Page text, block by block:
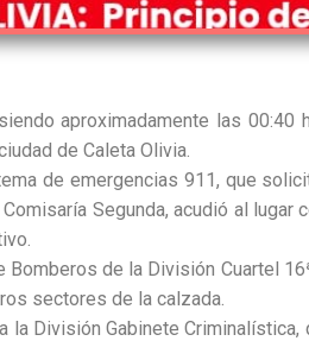
aproximadamente las
de Caleta Olivia.
de emergencias 911, que
Segunda, acudió al
de la División Cuartel
sectores de la calzada.
División Gabinete